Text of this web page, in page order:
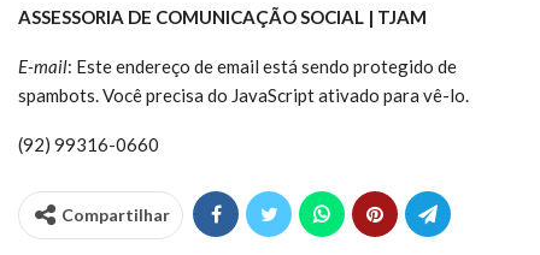
ASSESSORIA DE COMUNICAÇÃO SOCIAL | TJAM
E-mail: Este endereço de email está sendo protegido de
spambots. Você precisa do JavaScript ativado para vê-lo.
(92) 99316-0660
Compartilhar